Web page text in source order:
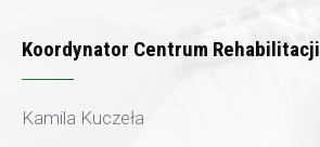
Koordynator Centrum Rehabilitacji
Kamila Kuczeła